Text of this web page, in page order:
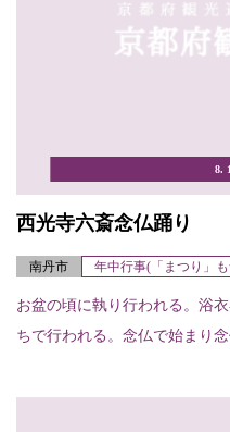
8.
西光寺六斎念仏踊り
南丹市 年中行事(「まつり」
お盆の頃に執り行われる。浴
ちで行われる。念仏で始まり